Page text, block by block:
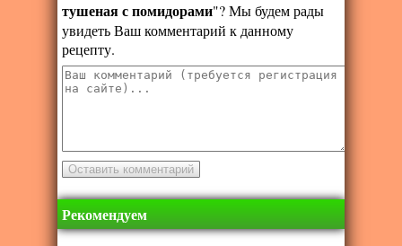
тушеная с помидорами"? Мы будем рады
увидеть Ваш комментарий к данному
рецепту.
Рекомендуем